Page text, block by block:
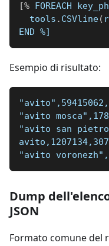
[% FOREACH
  tools
. CSVline(
END %]
Esempio di risultato:
"avito
"avito san
"avito
Dump
JSON
Formato comune del